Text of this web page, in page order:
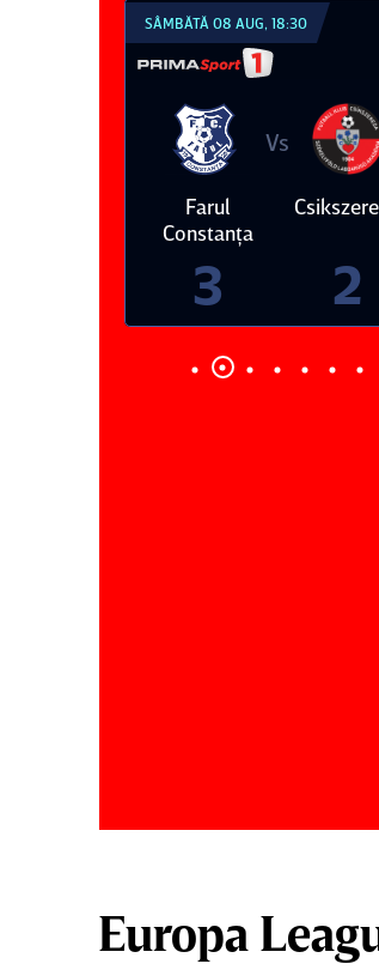
SÂMBĂTĂ 08 AUG, 21:30
Dinamo
4
Vs
FC
0
Europa